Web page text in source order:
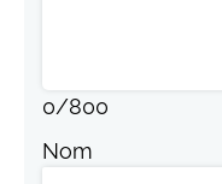
0/800
Nom